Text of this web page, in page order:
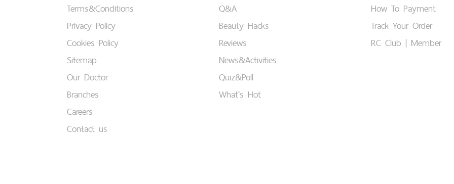
Terms&Conditions
Privacy Policy
Cookies Policy
Sitemap
Our Doctor
Branches
Careers
Contact us
Q&A
Beauty Hacks
Reviews
News&Activities
Quiz&Poll
What's Hot
How To Payment
Track Your Order
RC Club | Member